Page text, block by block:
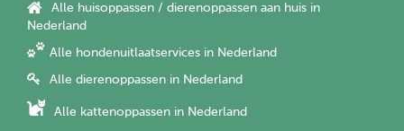
Alle huisoppassen / dierenoppassen aan huis in
Nederland
Alle hondenuitlaatservices in Nederland
Alle dierenoppassen in Nederland
Alle kattenoppassen in Nederland